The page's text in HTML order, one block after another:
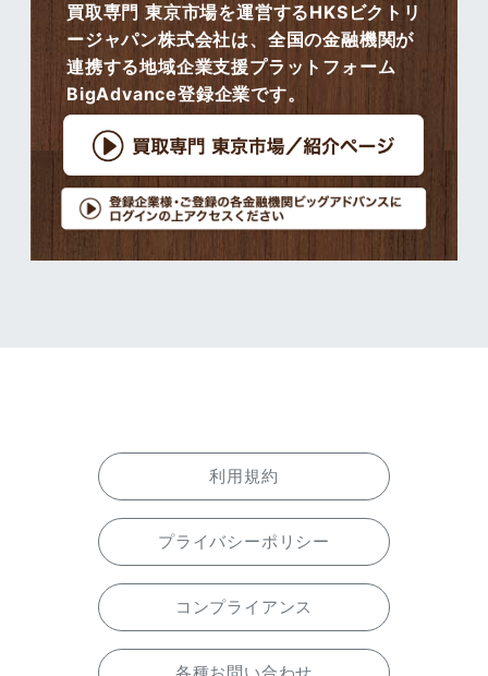
買取専門 東京市場を運営するHKSビクトリ
ージャパン株式会社は、全国の金融機関が
連携する地域企業支援プラットフォーム
BigAdvance登録企業です。
利用規約
プライバシーポリシー
コンプライアンス